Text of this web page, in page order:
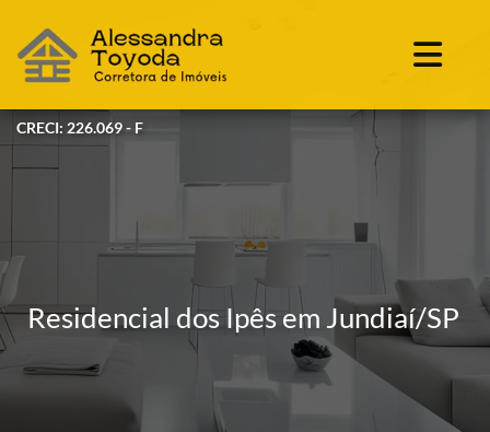
CRECI: 226.069 - F
Residencial dos Ipês em Jundiaí/SP